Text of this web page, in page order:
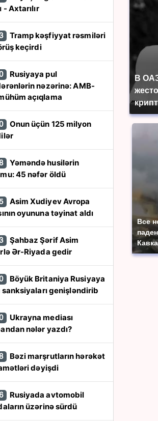
В
Все
- Axtarılır
keçirdi
nəzərinə: AMB-
açıqlama
45 nəfər öldü
oyununa təyinat aldı
Ər-Riyada gedir
sanksiyaları genişləndirib
nələr yazdı?
dəyişdi
üzərinə sürdü